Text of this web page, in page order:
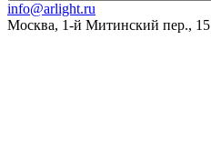
info@arlight.ru
Москва, 1-й Митинский пер., 15